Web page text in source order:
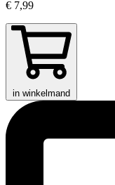
€ 7,99
in winkelmand